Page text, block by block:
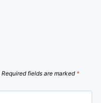
Required fields are marked *